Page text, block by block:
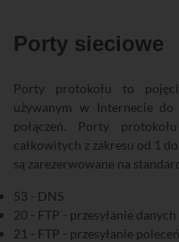
Porty sieciowe
Porty protokołu to
używanym w Internecie
połączeń. Porty
całkowitych z zakresu od 1
są zarezerwowane na
53 - DNS
20 - FTP - przesyłanie danych
21 - FTP - przesyłanie poleceń